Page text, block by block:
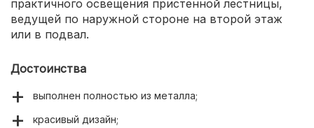
практичного освещения пристенной лестницы,
ведущей по наружной стороне на второй этаж
или в подвал.
Достоинства
выполнен полностью из металла;
красивый дизайн;